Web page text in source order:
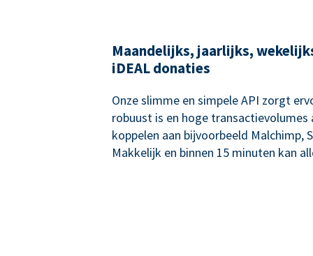
Maandelijks, jaarlijks,
iDEAL donaties
Onze slimme en simpele API zorgt
robuust is en hoge transactievolumes
koppelen aan bijvoorbeeld Malchimp,
Makkelijk en binnen 15 minuten kan